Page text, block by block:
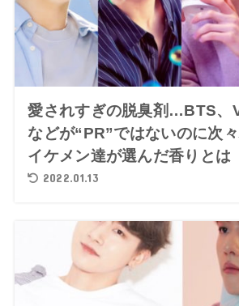
愛されすぎの脱臭剤…BTS、
などが“PR”ではないのに次
イケメン達が選んだ香りとは
2022.01.13